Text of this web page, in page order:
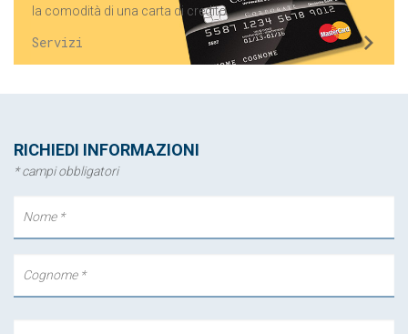
la comodità di una carta di credito.
Servizi
RICHIEDI INFORMAZIONI
* campi obbligatori